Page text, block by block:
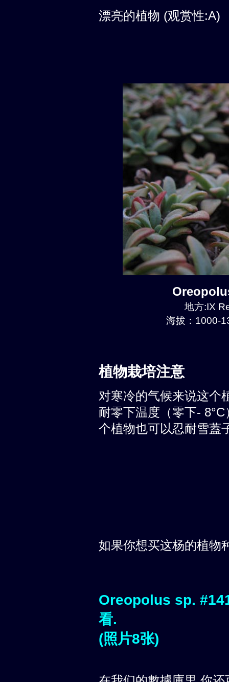
漂亮的植物 (观赏性:A)
地方:IX
海拔：1000-
植物栽培注意
对寒冷的气候来说这个
耐零下温度（零下-
个植物也可以忍耐雪蓋
如果你想买这杨的植物
Oreopolus sp.
看.
(照片8张)